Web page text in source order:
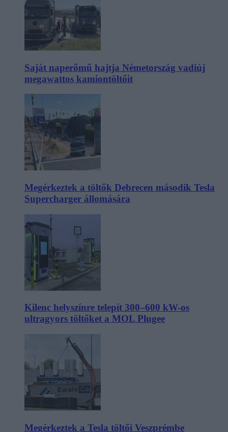
Saját naperőmű hajtja Németország vadiúj
megawattos kamiontöltőit
Megérkeztek a töltők Debrecen második Tesla
Supercharger állomására
Kilenc helyszínre telepít 300–600 kW-os
ultragyors töltőket a MOL Plugee
Megérkeztek a Tesla töltői Veszprémbe